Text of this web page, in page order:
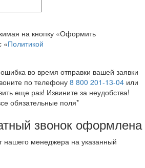
на кнопку «Оформить
«Политикой
во время отправки вашей заявки
по телефону 8 800 201-13-04 или
еще раз! Извините за неудобства!
обязательные поля*
звонок оформлена
нашего менеджера на указанный